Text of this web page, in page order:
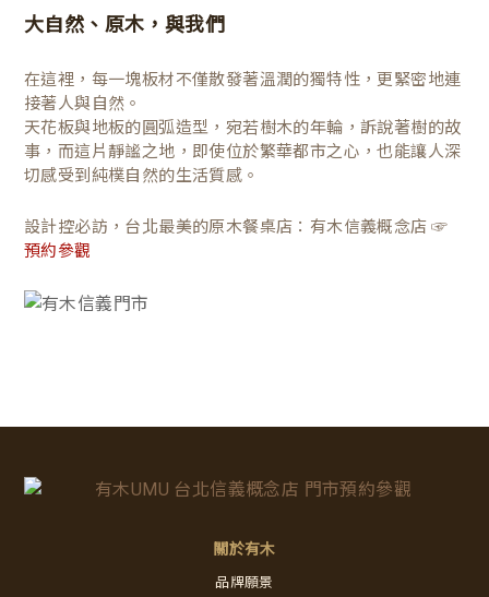
大自然、原木，與我們
在這裡，每一塊板材不僅散發著溫潤的獨特性，更緊密地連
接著人與自然。
天花板與地板的圓弧造型，宛若樹木的年輪，訴說著樹的故
事，而這片靜謐之地，即使位於繁華都市之心，也能讓人深
切感受到純樸自然的生活質感。
設計控必訪，台北最美的原木餐桌店：有木信義概念店 ☞
預約參觀
關於有木
品牌願景